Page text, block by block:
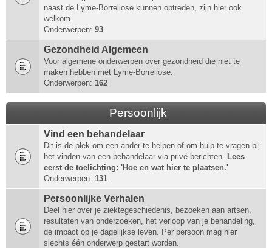
naast de Lyme-Borreliose kunnen optreden, zijn hier ook
welkom.
Onderwerpen: 93
Gezondheid Algemeen
Voor algemene onderwerpen over gezondheid die niet te
maken hebben met Lyme-Borreliose.
Onderwerpen: 162
Persoonlijk
Vind een behandelaar
Dit is de plek om een ander te helpen of om hulp te vragen bij
het vinden van een behandelaar via privé berichten. Lees
eerst de toelichting: 'Hoe en wat hier te plaatsen.'
Onderwerpen: 131
Persoonlijke Verhalen
Deel hier over je ziektegeschiedenis, bezoeken aan artsen,
resultaten van onderzoeken, het verloop van je behandeling,
de impact op je dagelijkse leven. Per persoon mag hier
slechts één onderwerp gestart worden.